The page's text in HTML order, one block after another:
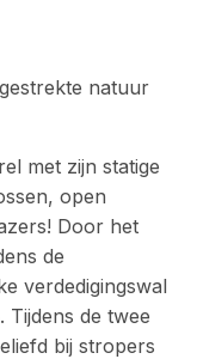
natuur
met zijn statige
open
Door het
de
verdedigingswal
de twee
bij stropers